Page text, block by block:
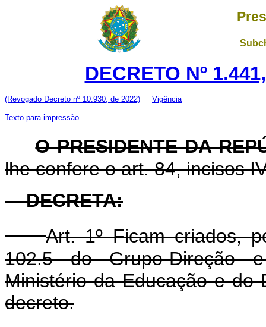
DECRETO Nº
(Revogado Decreto nº 10.930, de 2022) Vigência
Texto para impressão
O PRESIDENTE DA
lhe confere o art. 84, incisos
DECRETA:
Art. 1º Ficam criados,
102.5 do Grupo-Direção
Ministério da Educação e do
decreto.